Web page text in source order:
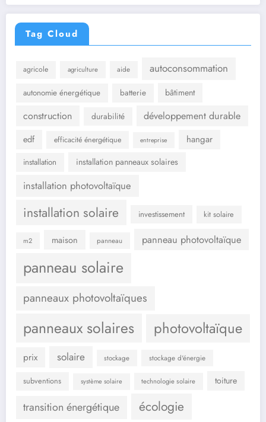
Tag Cloud
agricole agriculture aide autoconsommation
autonomie énergétique batterie bâtiment
construction durabilité développement durable
edf efficacité énergétique entreprise hangar
installation installation panneaux solaires
installation photovoltaïque
installation solaire investissement kit solaire
m2 maison panneau panneau photovoltaïque
panneau solaire
panneaux photovoltaïques
panneaux solaires photovoltaïque
prix solaire stockage stockage d'énergie
subventions système solaire technologie solaire toiture
transition énergétique écologie